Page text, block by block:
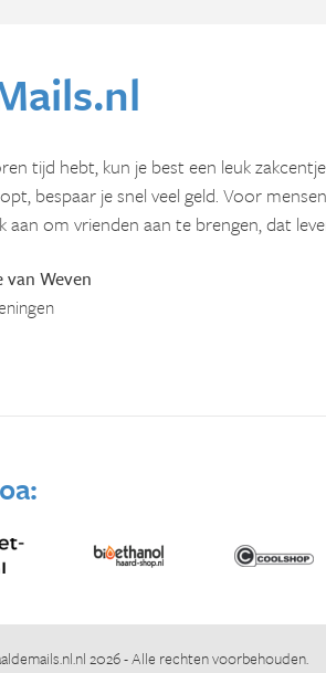
tijd hebt, kun je best een leuk
bespaar je snel veel geld. Voor
aan om vrienden aan te brengen, dat
van Weven
2026 - Alle rechten voorbehouden.